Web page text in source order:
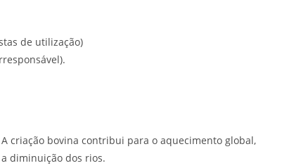
de utilização)
criação bovina contribui para o aquecimento global,
diminuição dos rios.